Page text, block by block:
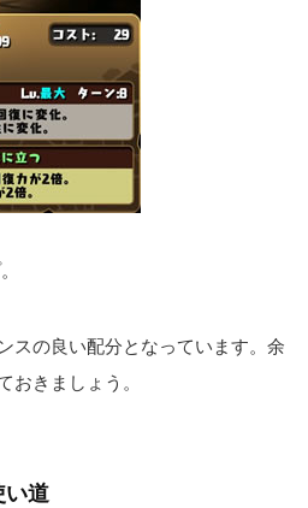
スの良い配分となっています。余
おきましょう。
い道